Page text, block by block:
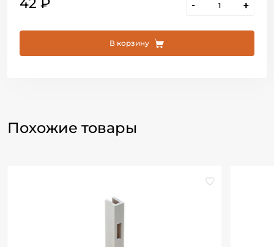
- +
В корзину
Похожие товары